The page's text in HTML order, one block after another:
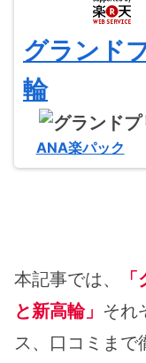
グランド
輪
ANA楽パック
本記事では、
と新高輪」 それ
ス、口コミまで